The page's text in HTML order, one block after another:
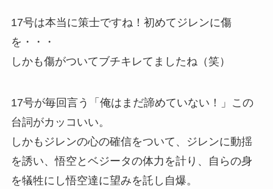
17号は本当に策士ですね！初めてジレンに傷
を・・・
しかも傷がついてブチキレてましたね（笑）
17号が毎回言う「俺はまだ諦めていない！」この
台詞がカッコいい。
しかもジレンの心の確信をついて、ジレンに動揺
を誘い、悟空とベジータの体力を計り、自らの身
を犠牲にし悟空達に望みを託し自爆。